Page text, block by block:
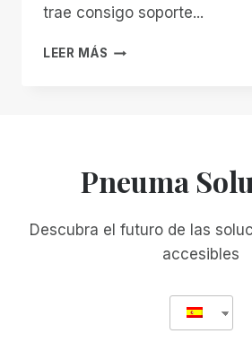
trae consigo soporte...
LEER MÁS ¡SERO
CARA!
Pneuma
Descubra el futuro de las
accesibles